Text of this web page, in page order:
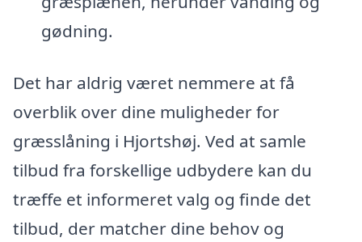
gødning.
Det har aldrig været nemmere at få
overblik over dine muligheder for
græsslåning i Hjortshøj. Ved at samle
tilbud fra forskellige udbydere kan du
træffe et informeret valg og finde det
tilbud, der matcher dine behov og